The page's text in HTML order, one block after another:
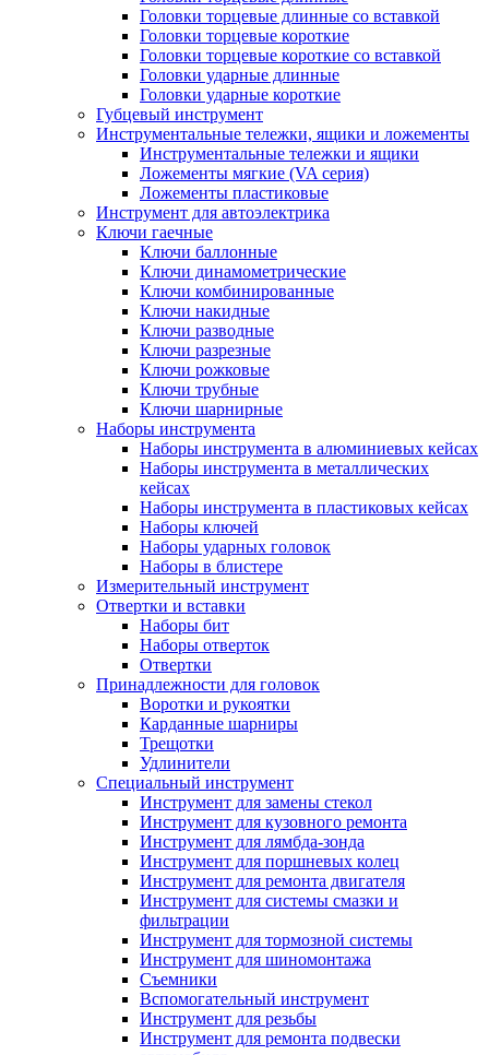
Головки торцевые длинные со вставкой
Головки торцевые короткие
Головки торцевые короткие со вставкой
Головки ударные длинные
Головки ударные короткие
Губцевый инструмент
Инструментальные тележки, ящики и ложементы
Инструментальные тележки и ящики
Ложементы мягкие (VA серия)
Ложементы пластиковые
Инструмент для автоэлектрика
Ключи гаечные
Ключи баллонные
Ключи динамометрические
Ключи комбинированные
Ключи накидные
Ключи разводные
Ключи разрезные
Ключи рожковые
Ключи трубные
Ключи шарнирные
Наборы инструмента
Наборы инструмента в алюминиевых кейсах
Наборы инструмента в металлических
кейсах
Наборы инструмента в пластиковых кейсах
Наборы ключей
Наборы ударных головок
Наборы в блистере
Измерительный инструмент
Отвертки и вставки
Наборы бит
Наборы отверток
Отвертки
Принадлежности для головок
Воротки и рукоятки
Карданные шарниры
Трещотки
Удлинители
Специальный инструмент
Инструмент для замены стекол
Инструмент для кузовного ремонта
Инструмент для лямбда-зонда
Инструмент для поршневых колец
Инструмент для ремонта двигателя
Инструмент для системы смазки и
фильтрации
Инструмент для тормозной системы
Инструмент для шиномонтажа
Съемники
Вспомогательный инструмент
Инструмент для резьбы
Инструмент для ремонта подвески